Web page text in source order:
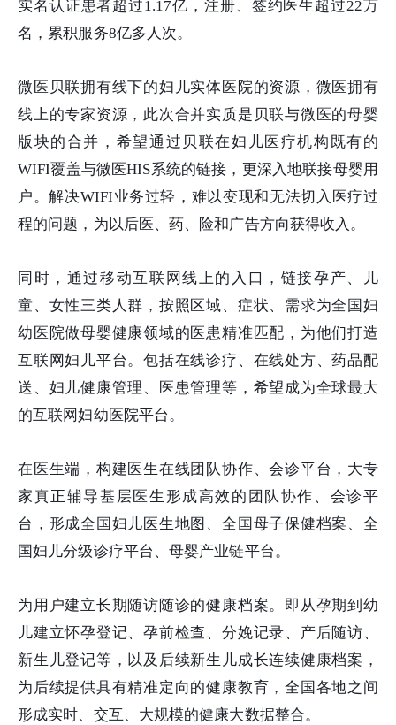
实名认证患者超过1.17亿，注册、签约医生超过22万
名，累积服务8亿多人次。
微医贝联拥有线下的妇儿实体医院的资源，微医拥有
线上的专家资源，此次合并实质是贝联与微医的母婴
版块的合并，希望通过贝联在妇儿医疗机构既有的
WIFI覆盖与微医HIS系统的链接，更深入地联接母婴用
户。解决WIFI业务过轻，难以变现和无法切入医疗过
程的问题，为以后医、药、险和广告方向获得收入。
同时，通过移动互联网线上的入口，链接孕产、儿
童、女性三类人群，按照区域、症状、需求为全国妇
幼医院做母婴健康领域的医患精准匹配，为他们打造
互联网妇儿平台。包括在线诊疗、在线处方、药品配
送、妇儿健康管理、医患管理等，希望成为全球最大
的互联网妇幼医院平台。
在医生端，构建医生在线团队协作、会诊平台，大专
家真正辅导基层医生形成高效的团队协作、会诊平
台，形成全国妇儿医生地图、全国母子保健档案、全
国妇儿分级诊疗平台、母婴产业链平台。
为用户建立长期随访随诊的健康档案。即从孕期到幼
儿建立怀孕登记、孕前检查、分娩记录、产后随访、
新生儿登记等，以及后续新生儿成长连续健康档案，
为后续提供具有精准定向的健康教育，全国各地之间
形成实时、交互、大规模的健康大数据整合。